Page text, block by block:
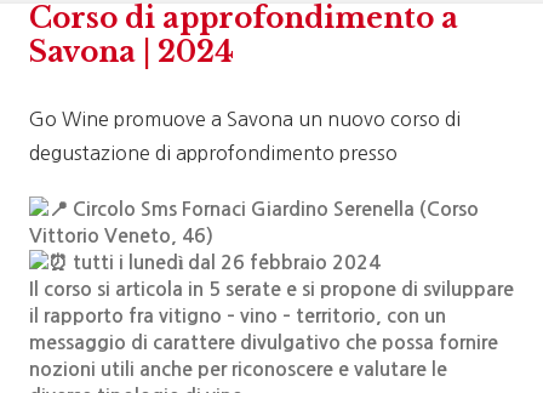
Corso di approfondimento a
Savona | 2024
Go Wine promuove a Savona un nuovo corso di
degustazione di approfondimento presso
Circolo Sms Fornaci Giardino Serenella (Corso
Vittorio Veneto, 46)
tutti i lunedì dal 26 febbraio 2024
Il corso si articola in 5 serate e si propone di sviluppare
il rapporto fra vitigno – vino – territorio, con un
messaggio di carattere divulgativo che possa fornire
nozioni utili anche per riconoscere e valutare le